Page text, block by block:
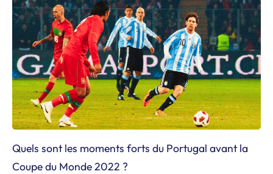
Quels sont les moments forts du Portugal avant la
Coupe du Monde 2022 ?